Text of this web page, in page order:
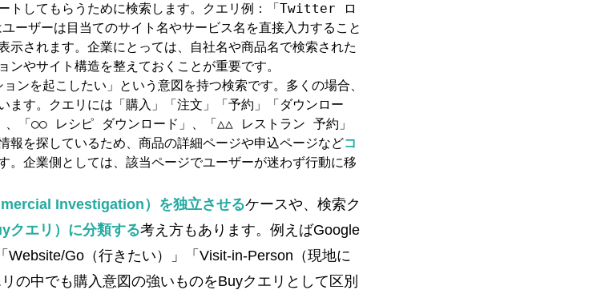
してもらうために検索します。クエリ例：
「Twitter ロ
ーザーは目当てのサイト名やサービス名を直接入力すること
示されます。企業にとっては、自社名や商品名で検索された
やサイト構造を整えておくことが重要です。
ンを起こしたい」という意図を持つ検索です。多くの場合、
ます。クエリには「購入」「注文」「予約」「ダウンロー
「○○ レシピ ダウンロード」 「△△ レストラン 予約」
報を探しているため、商品の詳細ページや申込ページなどコ
。企業側としては、該当ページでユーザーが迷わず行動に移
Investigation）を独立させるケースや、検索ク
クエリ）に分類する考え方もあります​。例えばGoogle
Go（行きたい）」「Visit-in-Person（現地に
の中でも購入意図の強いものをBuyクエリとして区別